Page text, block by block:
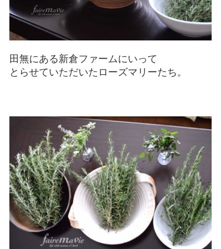
田無にある新倉ファームにいって
とらせていただいたローズマリーたち。